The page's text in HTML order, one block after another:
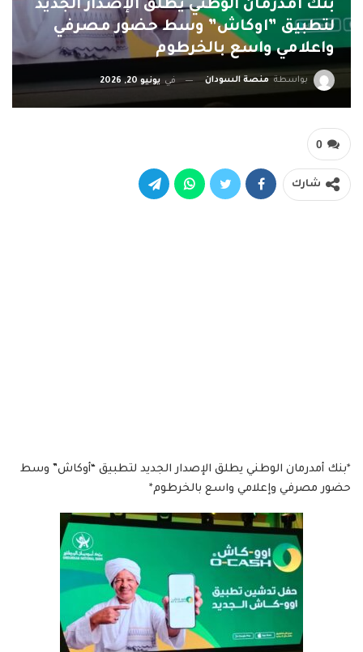
بنك امدرمان الوطني يطلق الإصدار الجديد
لتطبيق ”اوكاش” وسط حضور مصرفي
واعلامي واسع بالخرطوم
بواسطة منصة السودان في يونيو 20, 2026
0
شارك
*بنك أمدرمان الوطني يطلق الإصدار الجديد لتطبيق “أوكاش” وسط
حضور مصرفي وإعلامي واسع بالخرطوم*